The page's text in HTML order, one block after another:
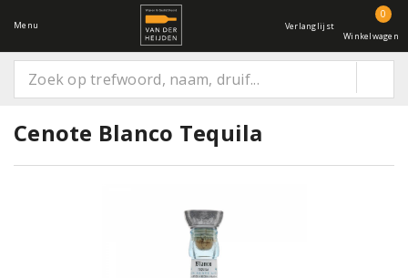
Menu Verlanglijst
0
Winkelwagen
Cenote Blanco Tequila